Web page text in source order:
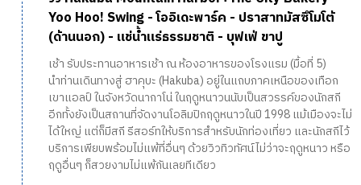
Yoo Hoo! Swing - โออิเดะพาร์ค - ปราสาทมัสซึโมโต้
(ด้านนอก) - แช่น้ำแร่ธรรมชาติ - บุฟเฟ่ ขาปู
เช้า รับประทานอาหารเช้า ณ ห้องอาหารของโรงแรม (มื้อที่ 5)
นำท่านเดินทางสู่ ฮาคุบะ (Hakuba) อยู่ในแถบภาคเหนือของเทือก
เขาแอลป์ ในจังหวัดนากาโน่ ในฤดูหนาวนนับเป็นสวรรค์ของนักสกี
อีกทั้งยังเป็นสถานที่จัดงานโอลิมปิกฤดูหนาวในปี 1998 แม้เมืองจะไม่
ได้ใหญ่ แต่ก็มีสกี รีสอร์ทให้บริการสำหรับนักท่องเที่ยว และนักสกีไว้
บริการเพียบพร้อมไม่แพ้ที่อื่นๆ ด้วยวิวทิวทัศน์ไม่ว่าจะฤดูหนาว หรือ
ฤดูอื่นๆ ก็สวยงามไม่แพ้กันเลยทีเดียว